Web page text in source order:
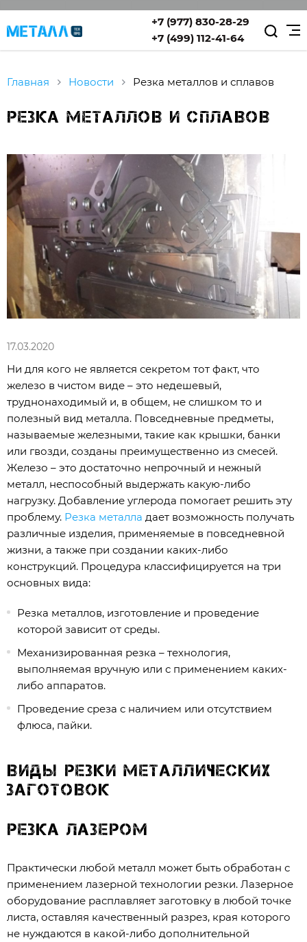
+7 (977) 830-28-29
+7 (499) 112-41-64
Главная Новости Резка металлов и сплавов
Резка металлов и сплавов
17.03.2020
Ни для кого не является секретом тот факт, что
железо в чистом виде – это недешевый,
труднонаходимый и, в общем, не слишком то и
полезный вид металла. Повседневные предметы,
называемые железными, такие как крышки, банки
или гвозди, созданы преимущественно из смесей.
Железо – это достаточно непрочный и нежный
металл, неспособный выдержать какую-либо
нагрузку. Добавление углерода помогает решить эту
проблему. Резка металла дает возможность получать
различные изделия, применяемые в повседневной
жизни, а также при создании каких-либо
конструкций. Процедура классифицируется на три
основных вида:
Резка металлов, изготовление и проведение
которой зависит от среды.
Механизированная резка – технология,
выполняемая вручную или с применением каких-
либо аппаратов.
Проведение среза с наличием или отсутствием
флюса, пайки.
Виды резки металлических
заготовок
Резка лазером
Практически любой металл может быть обработан с
применением лазерной технологии резки. Лазерное
оборудование расплавляет заготовку в любой точке
листа, оставляя качественный разрез, края которого
не нуждаются в какой-либо дополнительной